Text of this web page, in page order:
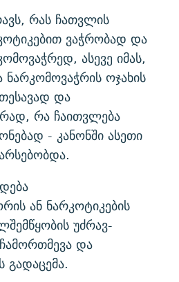
რას ჩათვლის
ვაჭრობად და
ასევე იმას,
ოჯახის
და
რა ჩაითვლება
- კანონში ასეთი
ან ნარკოტიკების
უძრავ-
და
გადაცემა.